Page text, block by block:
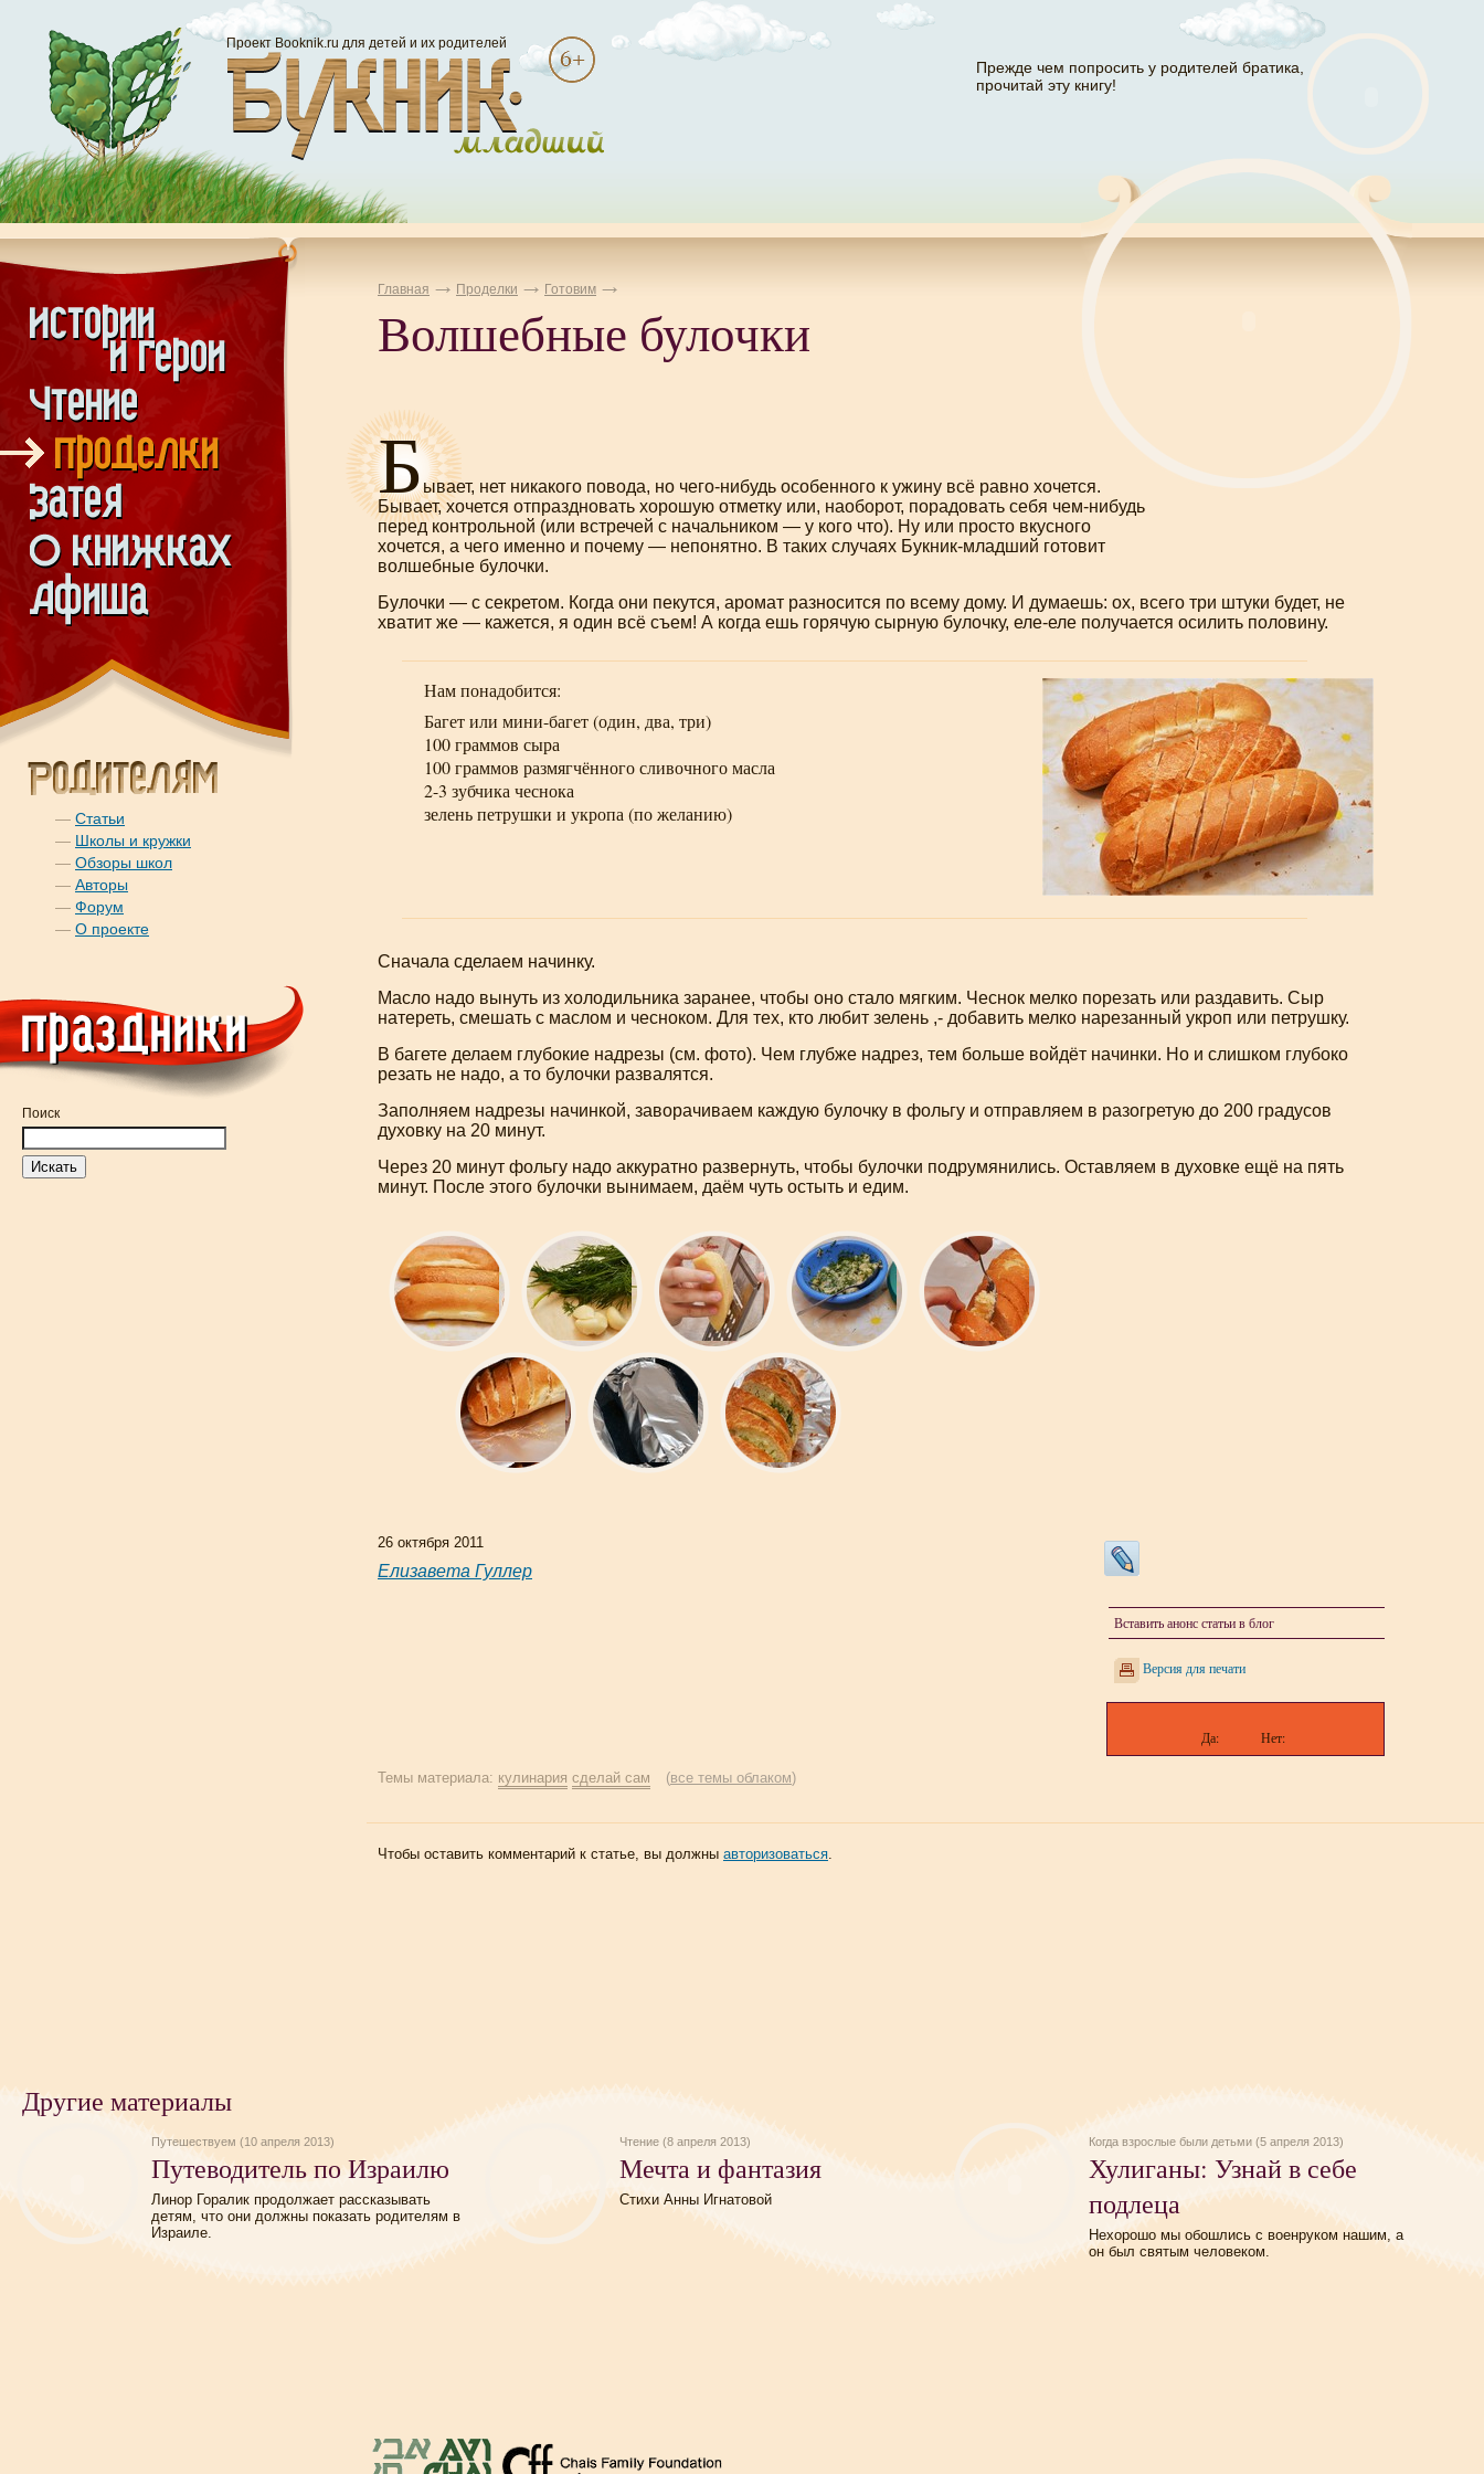
Проект Booknik.ru для детей и их родителей
Прежде чем попросить у родителей братика,
прочитай эту книгу!
— Статьи
— Школы и кружки
— Обзоры школ
— Авторы
— Форум
— О проекте
Поиск
Главная Проделки Готовим
Волшебные булочки
Бывает, нет никакого повода, но чего-нибудь особенного к ужину всё равно хочется.
Бывает, хочется отпраздновать хорошую отметку или, наоборот, порадовать себя чем-нибудь
перед контрольной (или встречей с начальником — у кого что). Ну или просто вкусного
хочется, а чего именно и почему — непонятно. В таких случаях Букник-младший готовит
волшебные булочки.
Булочки — с секретом. Когда они пекутся, аромат разносится по всему дому. И думаешь: ох, всего три штуки будет, не
хватит же — кажется, я один всё съем! А когда ешь горячую сырную булочку, еле-еле получается осилить половину.
Нам понадобится:
Багет или мини-багет(один, два, три)
100 граммов сыра
100 граммов размягчённого сливочного масла
2-3 зубчика чеснока
зелень петрушки и укропа (по желанию)
Сначала сделаем начинку.
Масло надо вынуть из холодильника заранее, чтобы оно стало мягким. Чеснок мелко порезать или раздавить. Сыр
натереть, смешать с маслом и чесноком. Для тех, кто любит зелень ,- добавить мелко нарезанный укроп или петрушку.
В багете делаем глубокие надрезы (см. фото). Чем глубже надрез, тем больше войдёт начинки. Но и слишком глубоко
резать не надо, а то булочки развалятся.
Заполняем надрезы начинкой, заворачиваем каждую булочку в фольгу и отправляем в разогретую до 200 градусов
духовку на 20 минут.
Через 20 минут фольгу надо аккуратно развернуть, чтобы булочки подрумянились. Оставляем в духовке ещё на пять
минут. После этого булочки вынимаем, даём чуть остыть и едим.
Вставить анонс статьи в блог
Версия для печати
Да: Нет:
26 октября 2011
Елизавета Гуллер
Темы материала: кулинария сделай сам (все темы облаком)
Чтобы оставить комментарий к статье, вы должны авторизоваться.
Другие материалы
Путешествуем (10 апреля 2013)
Путеводитель по Израилю
Линор Горалик продолжает рассказывать
детям, что они должны показать родителям в
Израиле.
Чтение (8 апреля 2013)
Мечта и фантазия
Стихи Анны Игнатовой
Когда взрослые были детьми (5 апреля 2013)
Хулиганы: Узнай в себе
подлеца
Нехорошо мы обошлись с военруком нашим, а
он был святым человеком.